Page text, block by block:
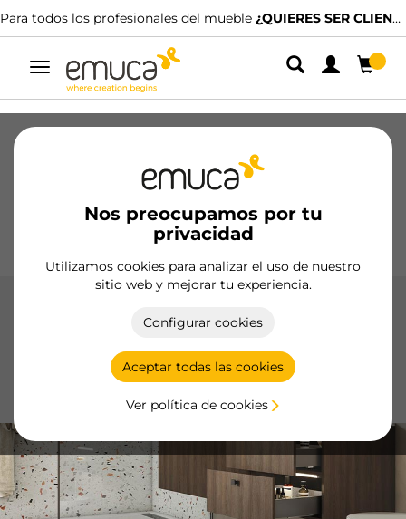
Para todos los profesionales del mueble ¿QUIERES SER CLIENTE?
Alternar
navegación
Nos preocupamos por tu
privacidad
Utilizamos cookies para analizar el uso de nuestro
sitio web y mejorar tu experiencia.
Configurar cookies
Aceptar todas las cookies
Ver política de cookies
Bisagras
Cocina Montaje
Bases Expositores
Cajón Convex Embalaje Industrial
robustez y eficiencia con acabados en blanco y antracita, en
alturas de 93, 131, 185 y 249 mm, ideal para grandes